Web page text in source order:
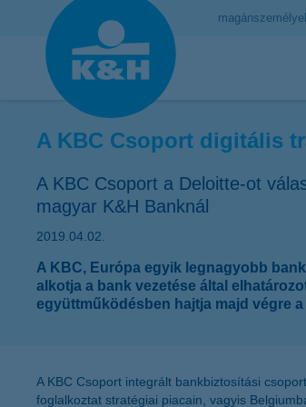
A KBC Csoport digitális
A KBC Csoport a Deloitte-ot
magyar K&H Banknál
2019.04.02.
A KBC, Európa egyik legnagyobb
alkotja a bank vezetése által
együttműködésben hajtja majd végre
A KBC Csoport integrált bankbiztosítási
foglalkoztat stratégiai piacain, vagyis